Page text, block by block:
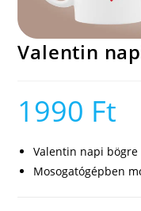
Valentin
1990 Ft
Valentin napi bögre
Mosogatógépben